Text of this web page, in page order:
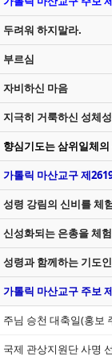
두려워 하지말라.
부르심
자비하신 마음
지극히 거룩하신 성체
향심기도는 삼위일체
가톨릭 마산교구 제
성령 강림의 신비를 체
신성화되는 은총을 체
성령과 함께하는 기도
가톨릭 마산교구 주보
주님 승천 대축일(홍보
국제 관상지원단 사명